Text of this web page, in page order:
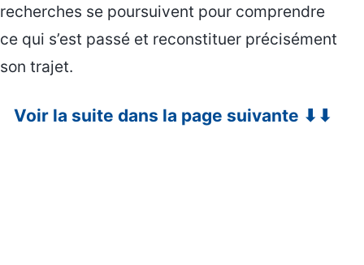
recherches se poursuivent pour comprendre
ce qui s’est passé et reconstituer précisément
son trajet.
Voir la suite dans la page suivante ⬇⬇